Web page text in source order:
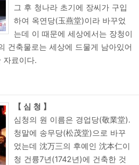
그 후 청나라 초기에 장씨가 구입
하여 옥연당(玉燕堂)이라 바꾸었
는데 이 때문에 세상에서는 장청이
건축물로는 세상에 드물게 남아있어
자료이다.
【 심 청 】
심청의 원 이름은 경업당(敬業堂).
청말에 송무당(松茂堂)으로 바꾸
었는데 沈万三의 후예인 沈本仁이
청 건륭7년(1742년)에 건축한 것